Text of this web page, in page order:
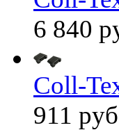
6 840
Coll-
911 руб